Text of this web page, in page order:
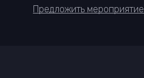
Предложить мероприятие